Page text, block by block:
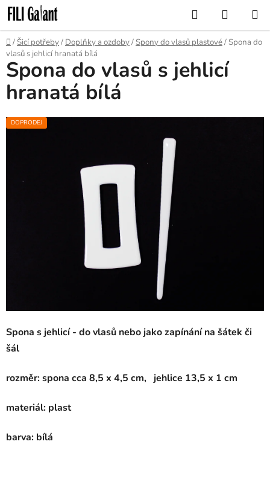
Přejít
na
obsah
Hledat
KOŠÍK
Domů
/Šicí potřeby/ Doplňky a ozdoby/Spony do vlasů plastové/Spona do
vlasů s jehlicí hranatá bílá
Spona s jehlicí - do vlasů nebo jako zapínání na šátek či
šál
rozměr: spona cca 8,5 x 4,5 cm, jehlice 13,5 x 1 cm
materiál: plast
barva: bílá
Spona do vlasů s jehlicí
hranatá bílá
DOPRODEJ